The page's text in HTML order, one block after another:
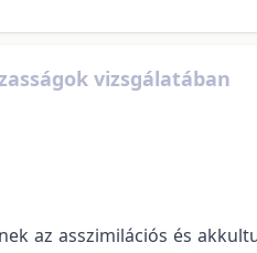
vizsgálatában
az asszimilációs és